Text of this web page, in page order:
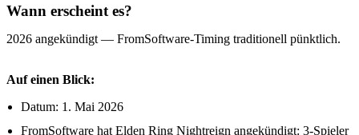
Wann erscheint es?
2026 angekündigt — FromSoftware-Timing traditionell pünktlich.
Auf einen Blick:
Datum: 1. Mai 2026
FromSoftware hat Elden Ring Nightreign angekündigt: 3-Spieler